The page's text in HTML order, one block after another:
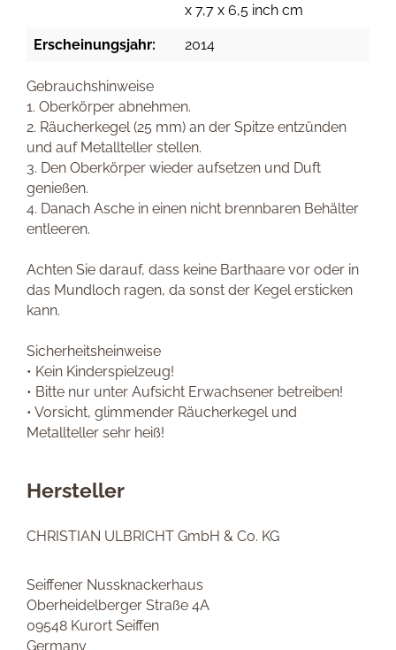
x 7,7 x 6,5 inch cm
Erscheinungsjahr: 2014
Gebrauchshinweise
1. Oberkörper abnehmen.
2. Räucherkegel (25 mm) an der Spitze entzünden
und auf Metallteller stellen.
3. Den Oberkörper wieder aufsetzen und Duft
genießen.
4. Danach Asche in einen nicht brennbaren Behälter
entleeren.
Achten Sie darauf, dass keine Barthaare vor oder in
das Mundloch ragen, da sonst der Kegel ersticken
kann.
Sicherheitsheinweise
• Kein Kinderspielzeug!
• Bitte nur unter Aufsicht Erwachsener betreiben!
• Vorsicht, glimmender Räucherkegel und
Metallteller sehr heiß!
Hersteller
CHRISTIAN ULBRICHT GmbH & Co. KG
Seiffener Nussknackerhaus
Oberheidelberger Straße 4A
09548 Kurort Seiffen
Germany